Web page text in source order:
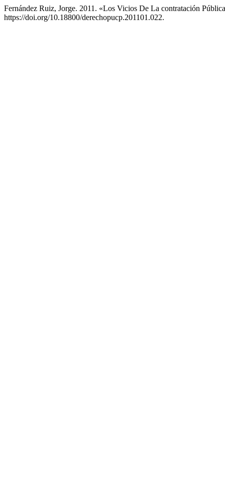
Fernández Ruiz, Jorge. 2011. «Los Vicios De La contratación
https://doi.org/10.18800/derechopucp.201101.022.